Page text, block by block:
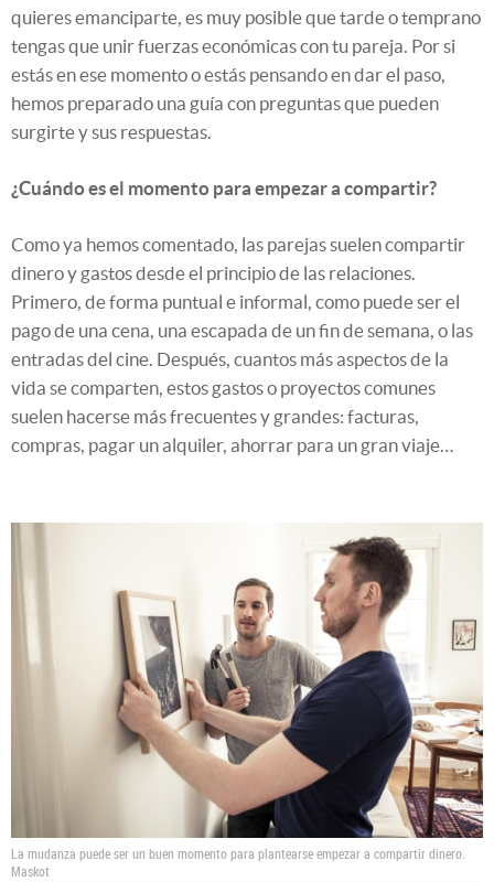
quieres emanciparte, es muy posible que tarde o temprano
tengas que unir fuerzas económicas con tu pareja. Por si
estás en ese momento o estás pensando en dar el paso,
hemos preparado una guía con preguntas que pueden
surgirte y sus respuestas.
¿Cuándo es el momento para empezar a compartir?
Como ya hemos comentado, las parejas suelen compartir
dinero y gastos desde el principio de las relaciones.
Primero, de forma puntual e informal, como puede ser el
pago de una cena, una escapada de un fin de semana, o las
entradas del cine. Después, cuantos más aspectos de la
vida se comparten, estos gastos o proyectos comunes
suelen hacerse más frecuentes y grandes: facturas,
compras, pagar un alquiler, ahorrar para un gran viaje…
La mudanza puede ser un buen momento para plantearse empezar a compartir dinero.
Maskot